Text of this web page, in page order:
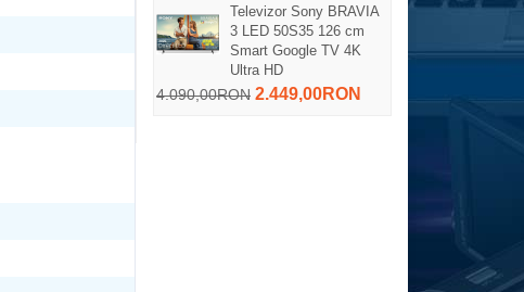
Televizor Sony BRAVIA
3 LED 50S35 126 cm
Smart Google TV 4K
Ultra HD
4.090,00RON 2.449,00RON